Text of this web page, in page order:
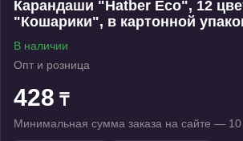
Карандаши "Hatber Eco", 12
"Кошарики", в картонной
В наличии
Опт и розница
428 ₸
Минимальная сумма заказа на сайте —